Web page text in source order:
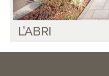
L’ABRI